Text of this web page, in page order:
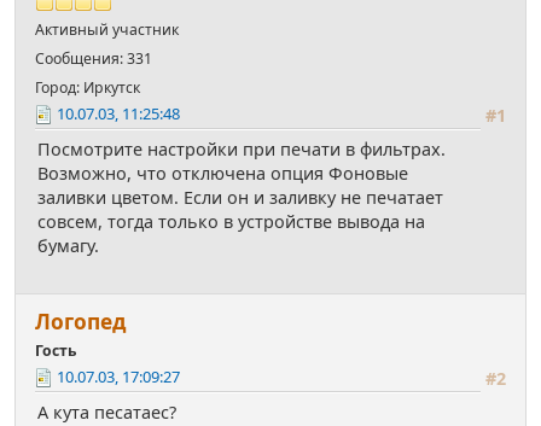
Активный участник
Сообщения: 331
Город: Иркутск
#1
10.07.03, 11:25:48
Посмотрите настройки при печати в фильтрах.
Возможно, что отключена опция Фоновые
заливки цветом. Если он и заливку не печатает
совсем, тогда только в устройстве вывода на
бумагу.
Логопед
Гость
#2
10.07.03, 17:09:27
А кута песатаес?